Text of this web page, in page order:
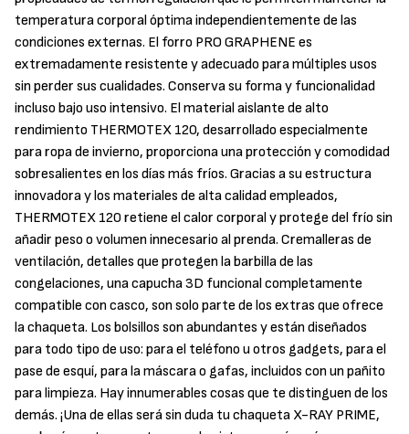
temperatura corporal óptima independientemente de las
condiciones externas. El forro PRO GRAPHENE es
extremadamente resistente y adecuado para múltiples usos
sin perder sus cualidades. Conserva su forma y funcionalidad
incluso bajo uso intensivo. El material aislante de alto
rendimiento THERMOTEX 120, desarrollado especialmente
para ropa de invierno, proporciona una protección y comodidad
sobresalientes en los días más fríos. Gracias a su estructura
innovadora y los materiales de alta calidad empleados,
THERMOTEX 120 retiene el calor corporal y protege del frío sin
añadir peso o volumen innecesario al prenda. Cremalleras de
ventilación, detalles que protegen la barbilla de las
congelaciones, una capucha 3D funcional completamente
compatible con casco, son solo parte de los extras que ofrece
la chaqueta. Los bolsillos son abundantes y están diseñados
para todo tipo de uso: para el teléfono u otros gadgets, para el
pase de esquí, para la máscara o gafas, incluidos con un pañito
para limpieza. Hay innumerables cosas que te distinguen de los
demás. ¡Una de ellas será sin duda tu chaqueta X-RAY PRIME,